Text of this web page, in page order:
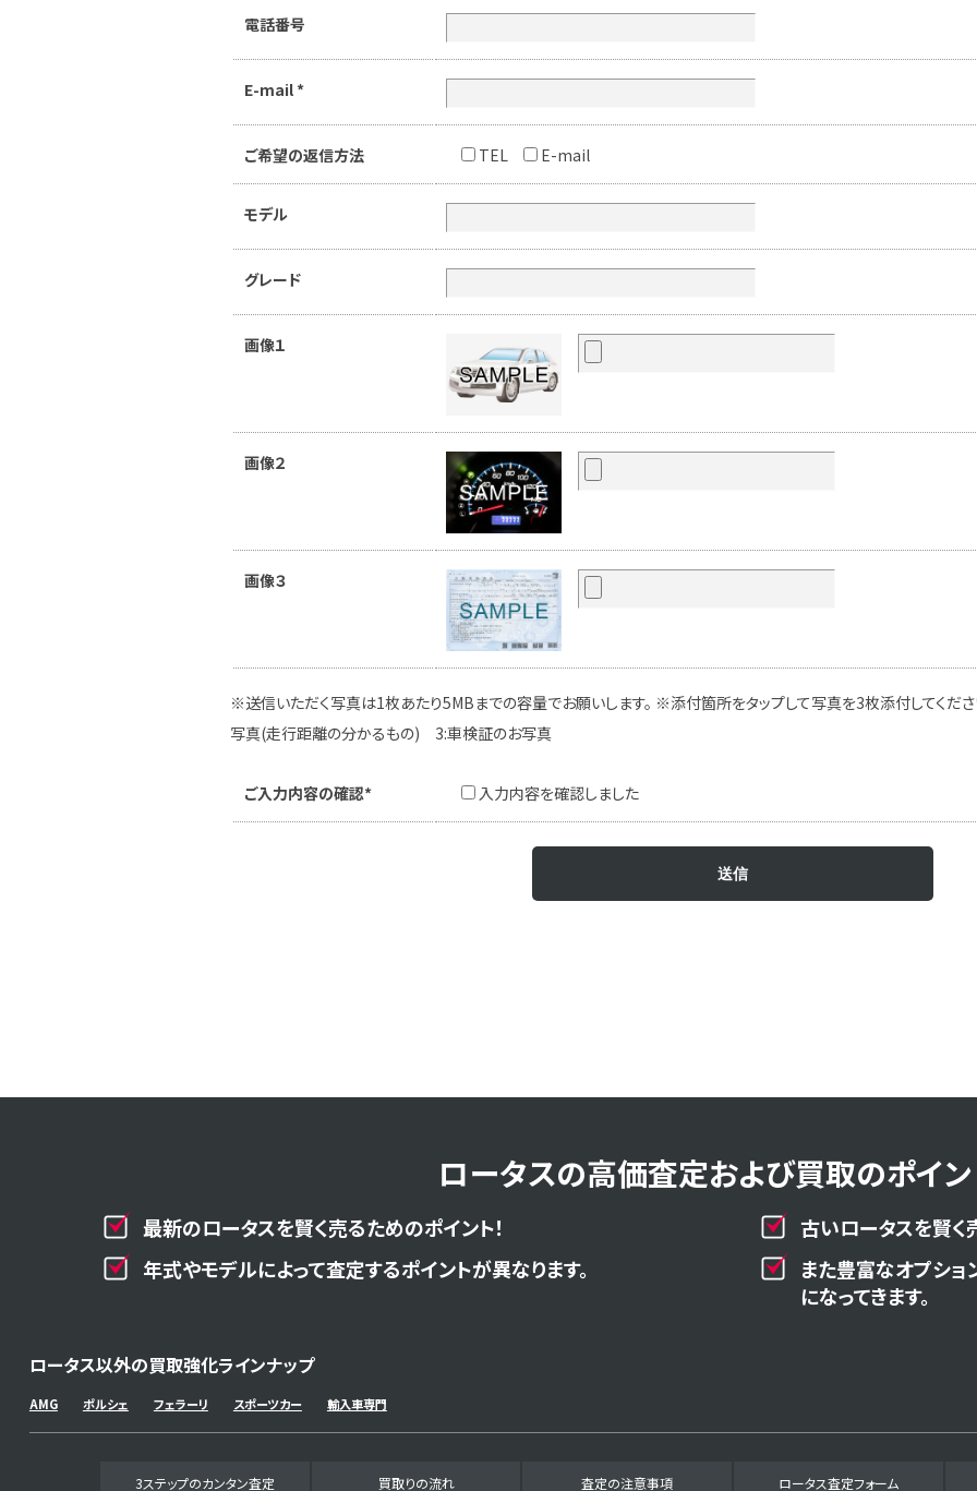
電話番号
E-mail *
ご希望の返信方法 TEL E-mail
モデル
グレード
画像１
画像２
画像３
※送信いただく写真は1枚あたり5MBまでの容量でお願いします。 ※添付箇所をタップして写真を3枚添付してくだ
写真(走行距離の分かるもの) 3:車検証のお写真
ご入力内容の確認* 入力内容を確認しました
ロータスの高価査定および買取のポイン
最新のロータスを賢く売るためのポイント！
古いロータスを賢く
年式やモデルによって査定するポイントが異なります。
また豊富なオプシ
になってきます。
ロータス以外の買取強化ラインナップ
AMG ポルシェ フェラーリ スポーツカー 輸入車専門
3ステップのカンタン査定 買取りの流れ 査定の注意事項 ロータス査定フォーム